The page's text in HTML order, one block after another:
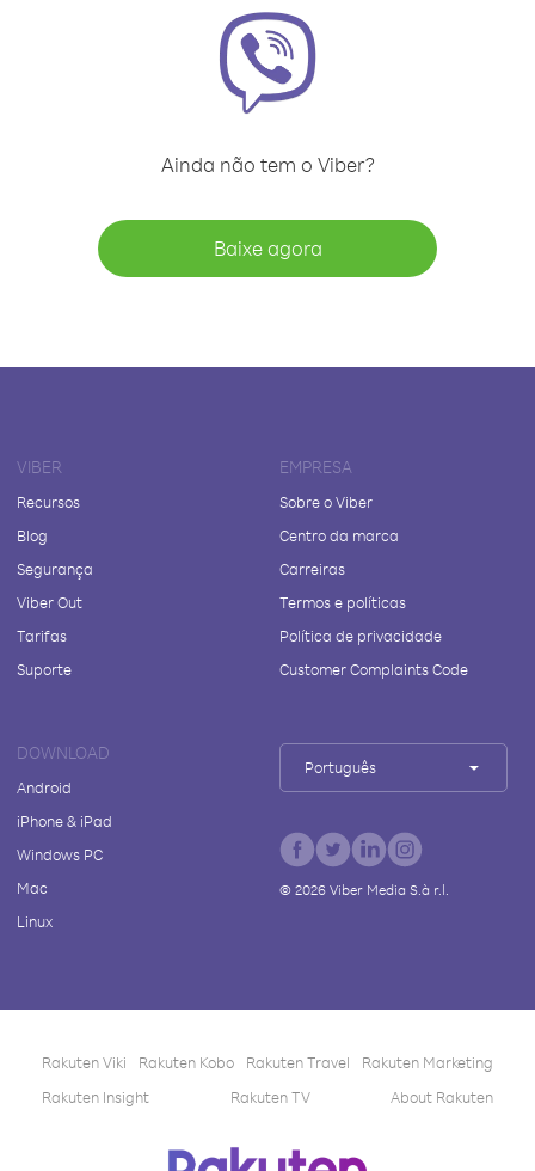
Ainda não tem o Viber?
Baixe agora
VIBER
Recursos
Blog
Segurança
Viber Out
Tarifas
Suporte
EMPRESA
Sobre o Viber
Centro da marca
Carreiras
Termos e políticas
Política de privacidade
Customer Complaints Code
DOWNLOAD
Android
iPhone & iPad
Windows PC
Mac
Linux
Português
© 2026Viber Media S.à r.l.
Rakuten Viki Rakuten Kobo Rakuten Travel
Rakuten Marketing
Rakuten Insight
Rakuten TV About Rakuten